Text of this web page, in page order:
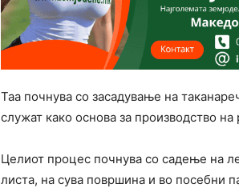
Таа почнува со засадување на
служат како основа за производство на
Целиот процес почнува со садење на
листа, на сува површина и во посебни